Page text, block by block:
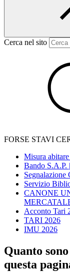
Cerca nel sito
FORSE STAVI
Misura
Bando S.A.P.
Segnalazione
Servizio
CANONE
Acconto Tari
TARI 2026
IMU 2026
Quanto
questa